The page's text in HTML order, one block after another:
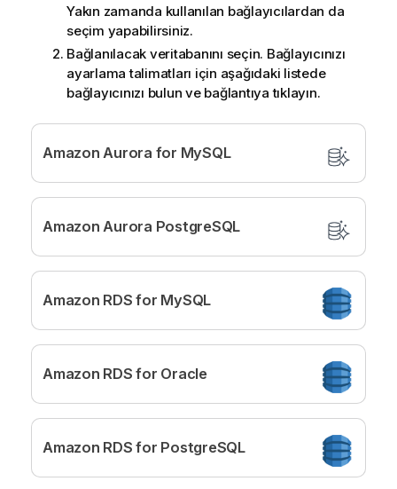
Yakın zamanda kullanılan bağlayıcılardan da
seçim yapabilirsiniz.
Bağlanılacak veritabanını seçin. Bağlayıcınızı
ayarlama talimatları için aşağıdaki listede
bağlayıcınızı bulun ve bağlantıya tıklayın.
Amazon Aurora for MySQL
Amazon Aurora PostgreSQL
Amazon RDS for MySQL
Amazon RDS for Oracle
Amazon RDS for PostgreSQL